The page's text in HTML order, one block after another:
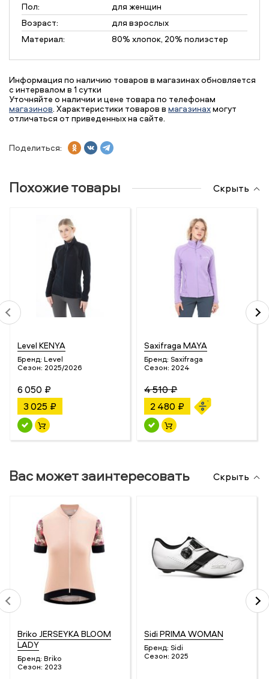
Пол:
для женщин
Возраст:
для взрослых
Материал:
80% хлопок, 20% полиэстер
Информация по наличию товаров в магазинах обновляется
с интервалом в 1 сутки
Уточняйте о наличии и цене товара по телефонам
магазинов. Характеристики товаров в магазинахмогут
отличаться от приведенных на сайте.
Поделиться:
Похожие товары Скрыть
Level KENYA
Бренд: Level
Сезон: 2025/2026
6 050 ₽
3 025 ₽
Saxifraga MAYA
Бренд: Saxifraga
Сезон: 2024
4 510 ₽
2 480 ₽
Вас может заинтересовать Скрыть
Briko JERSEYKA BLOOM
LADY
Бренд: Briko
Сезон: 2023
Sidi PRIMA WOMAN
Бренд: Sidi
Сезон: 2025